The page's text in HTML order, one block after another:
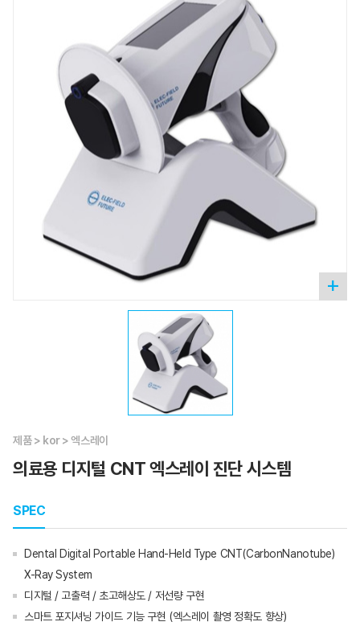
제품> kor>엑스레이
의료용 디지털 CNT 엑스레이 진단 시스템
SPEC
Dental Digital Portable Hand-Held Type CNT(CarbonNanotube)
X-Ray System
디지털 / 고출력 / 초고해상도 / 저선량 구현
스마트 포지셔닝 가이드 기능 구현 (엑스레이 촬영 정확도 향상)